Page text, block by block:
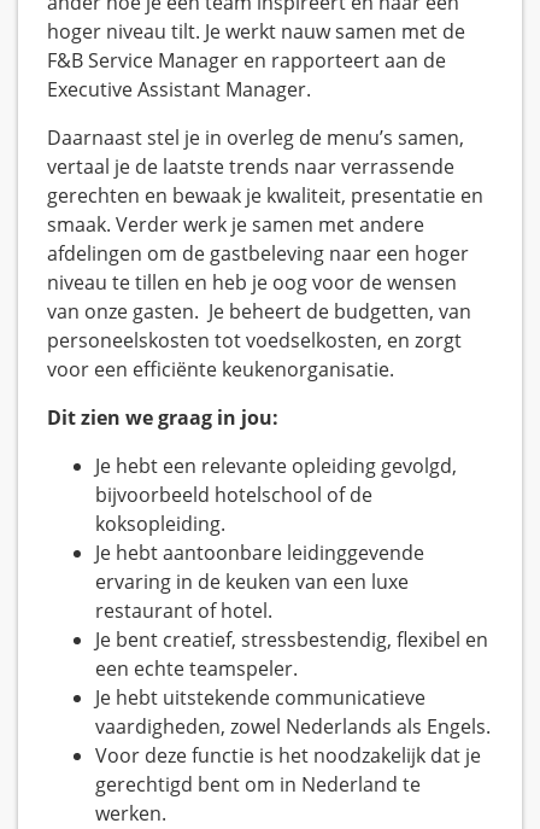
hoger niveau tilt. Je werkt nauw samen met de
F&B Service Manager en rapporteert aan de
Executive Assistant Manager.
Daarnaast stel je in overleg de menu’s samen,
vertaal je de laatste trends naar verrassende
gerechten en bewaak je kwaliteit, presentatie en
smaak. Verder werk je samen met andere
afdelingen om de gastbeleving naar een hoger
niveau te tillen en heb je oog voor de wensen
van onze gasten. Je beheert de budgetten, van
personeelskosten tot voedselkosten, en zorgt
voor een efficiënte keukenorganisatie.
Dit zien we graag in jou:
Je hebt een relevante opleiding gevolgd,
bijvoorbeeld hotelschool of de
koksopleiding.
Je hebt aantoonbare leidinggevende
ervaring in de keuken van een luxe
restaurant of hotel.
Je bent creatief, stressbestendig, flexibel en
een echte teamspeler.
Je hebt uitstekende communicatieve
vaardigheden, zowel Nederlands als Engels.
Voor deze functie is het noodzakelijk dat je
gerechtigd bent om in Nederland te
werken.